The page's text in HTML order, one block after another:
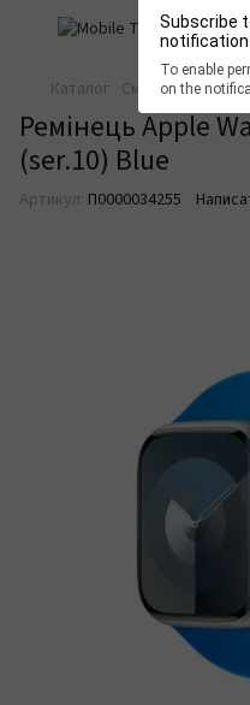
Subscribe
To enable
on the
Каталог Смарт-годинники
Ремінець Apple
(ser.10) Blue
Артикул: П0000034255